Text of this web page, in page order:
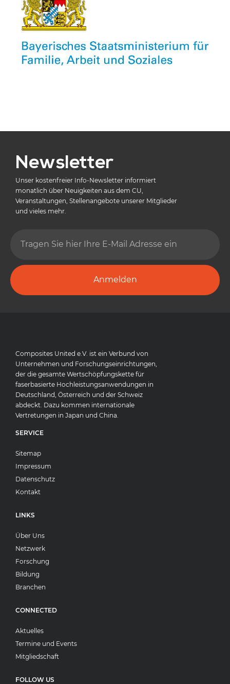
Newsletter
Unser kostenfreier Info-Newsletter informiert
monatlich über Neuigkeiten aus dem CU,
Veranstaltungen, Stellenangebote unserer Mitglieder
und vieles mehr.
Anmelden
Composites United e.V. ist ein Verbund von
Unternehmen und Forschungseinrichtungen,
der die gesamte Wertschöpfungskette für
faserbasierte Hochleistungsanwendungen in
Deutschland, Österreich und der Schweiz
abdeckt. Dazu kommen internationale
Vertretungen in Japan und China.
SERVICE
Sitemap
Impressum
Datenschutz
Kontakt
LINKS
Über Uns
Netzwerk
Forschung
Bildung
Branchen
CONNECTED
Aktuelles
Termine und Events
Mitgliedschaft
FOLLOW US